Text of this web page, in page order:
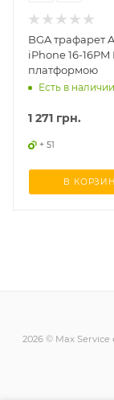
BGA трафарет
iPhone 16-16PM
платформою
Есть в
1 271 грн.
+ 51
В
2026 © Max